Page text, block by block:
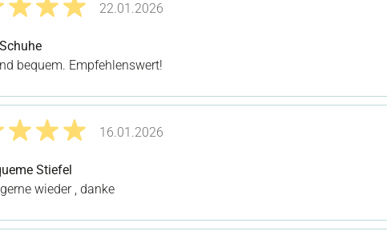
22.01.2026
bequem. Empfehlenswert!
16.01.2026
Stiefel
wieder , danke